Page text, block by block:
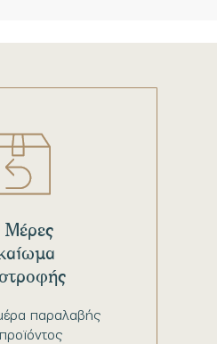
παραλαβής
Μέρες